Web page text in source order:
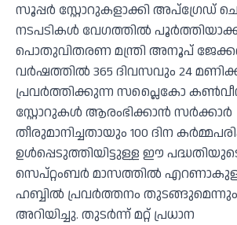
സൂപ്പർ സ്റ്റോറുകളാക്കി അപ്‌ഗ്രേഡ്
നടപടികൾ വേഗത്തിൽ
പൊതുവിതരണ മന്ത്രി അനൂപ്
വർഷത്തിൽ 365 ദിവസവും 24
പ്രവർത്തിക്കുന്ന സപ്ലൈകോ
സ്റ്റോറുകൾ ആരംഭിക്കാൻ സർക്കാർ
തീരുമാനിച്ചതായും 100 ദിന
ഉൾപ്പെടുത്തിയിട്ടുള്ള ഈ
സെപ്റ്റംബർ മാസത്തിൽ
ഹബ്ബിൽ പ്രവർത്തനം തുടങ്ങുമെന്നും
അറിയിച്ചു. തുടർന്ന് മറ്റ് പ്രധാന